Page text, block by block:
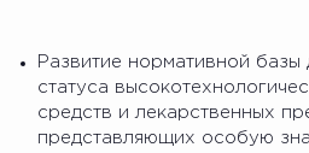
Развитие нормативной базы
статуса
средств и лекарственных
представляющих особую